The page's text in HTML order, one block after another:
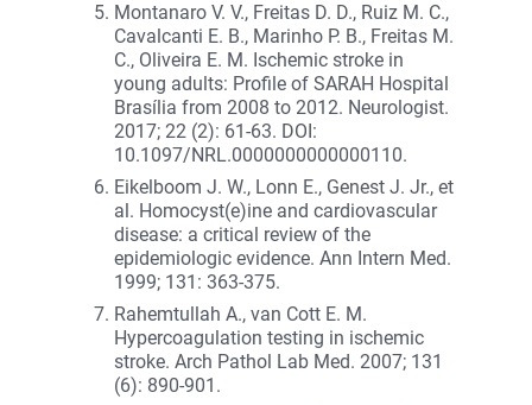
Montanaro V. V., Freitas D. D., Ruiz M. C.,
Cavalcanti E. B., Marinho P. B., Freitas M.
C., Oliveira E. M. Ischemic stroke in
young adults: Profile of SARAH Hospital
Brasília from 2008 to 2012. Neurologist.
2017; 22 (2): 61-63. DOI:
10.1097/NRL.0000000000000110.
Eikelboom J. W., Lonn E., Genest J. Jr., et
al. Homocyst(e)ine and cardiovascular
disease: a critical review of the
epidemiologic evidence. Ann Intern Med.
1999; 131: 363-375.
Rahemtullah A., van Cott E. M.
Hypercoagulation testing in ischemic
stroke. Arch Pathol Lab Med. 2007; 131
(6): 890-901.